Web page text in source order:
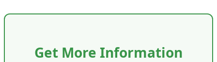
Get More Information